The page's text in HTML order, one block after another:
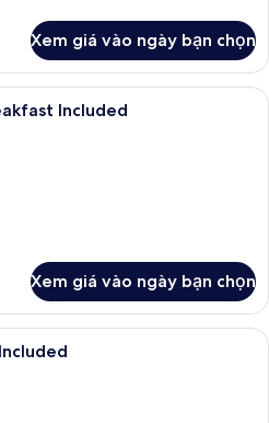
Xem giá vào ngày bạn chọn
Chăn bông, két bảo mật tại phòng,
Included
Xem giá vào ngày bạn chọn
Chăn bông, két bảo mật tại phòng,